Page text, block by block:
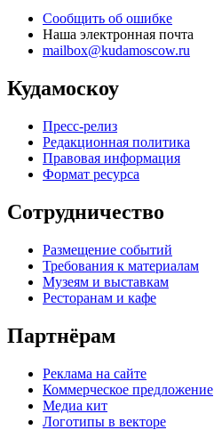
Сообщить об ошибке
Наша электронная почта
mailbox@kudamoscow.ru
Кудамоскоу
Пресс-релиз
Редакционная политика
Правовая информация
Формат ресурса
Сотрудничество
Размещение событий
Требования к материалам
Музеям и выставкам
Ресторанам и кафе
Партнёрам
Реклама на сайте
Коммерческое предложение
Медиа кит
Логотипы в векторе